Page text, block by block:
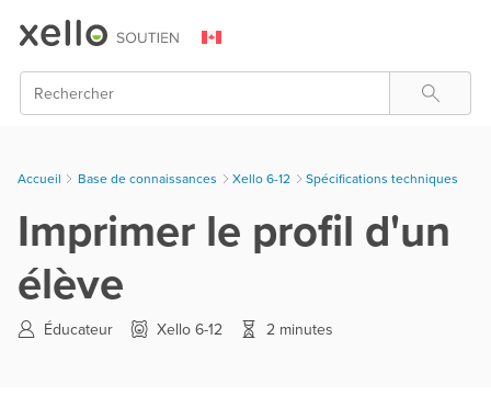
Skip To Main Content
Rechercher
Accueil Base de connaissances > Xello 6-12 > Spécifications techniques
Imprimer le profil d'un
élève
Éducateur Xello 6-12 2 minutes